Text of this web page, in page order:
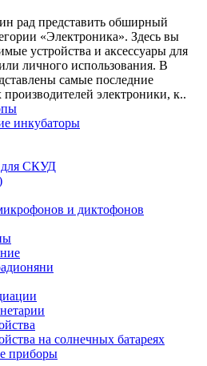
рад представить обширный
«Электроника». Здесь вы
устройства и аксессуары для
личного использования. В
самые последние
электроники, к..
инкубаторы
для СКУД
и диктофонов
на солнечных батареях
приборы